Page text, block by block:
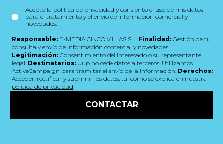
Acepto la política de privacidad y consiento el uso de mis datos
para el tratamiento y el envío de información comercial y
novedades.
Responsable: E-MEDIA CINCO VILLAS S.L. Finalidad: Gestión de tu
consulta y envío de información comercial y novedades.
Legitimación: Consentimiento del interesado o su representante
legal. Destinatarios: Uup no cede datos a terceros. Utilizamos
ActiveCampaign para tramitar el envío de la información. Derechos:
Acceder, rectificar y suprimir los datos, tal como se explica en nuestra
política de privacidad.
CONTACTAR